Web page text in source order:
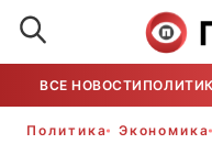
ВСЕ НОВОСТИ
Политика Экономика